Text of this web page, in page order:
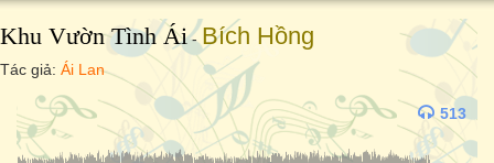
Khu Vườn Tình Ái- Bích Hồng
Tác giả: Ái Lan
513